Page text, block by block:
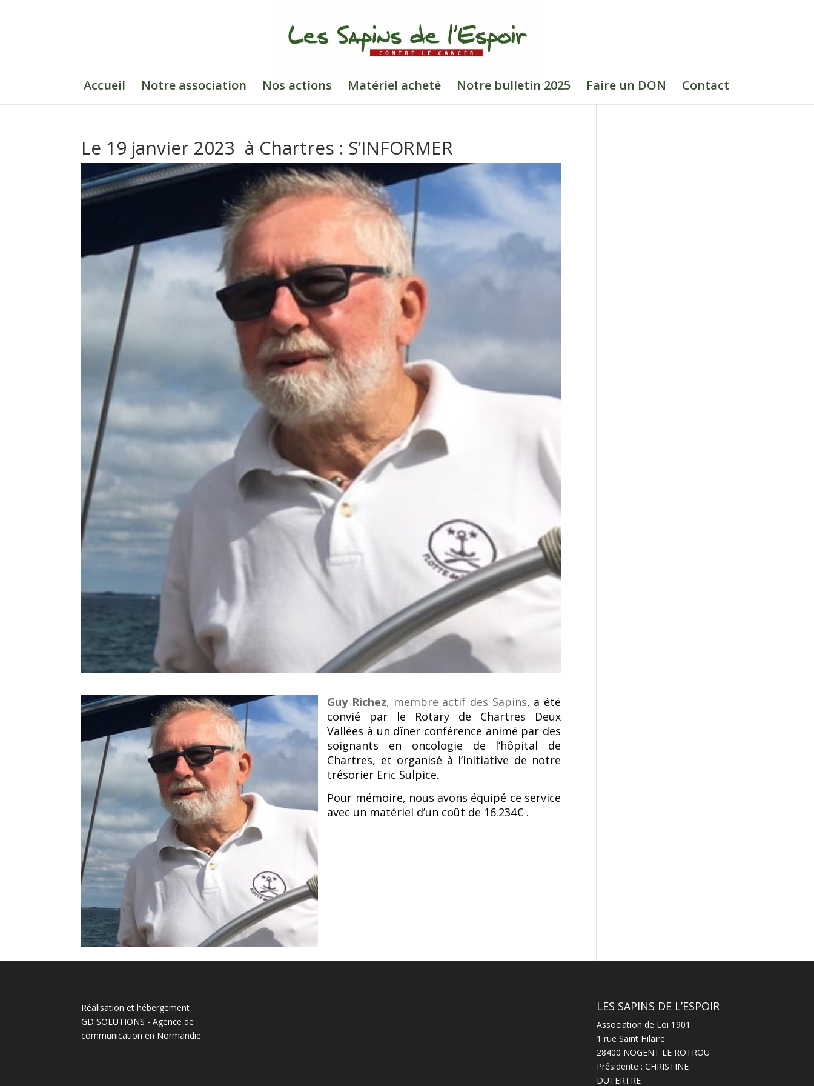
Accueil Notre association Nos actions Matériel acheté Notre bulletin 2025 Faire un DON Contact
Le 19 janvier 2023 à Chartres : S’INFORMER
Guy Richez, membre actif des Sapins, a été
convié par le Rotary de Chartres Deux
Vallées à un dîner conférence animé par des
soignants en oncologie de l’hôpital de
Chartres, et organisé à l’initiative de notre
trésorier Eric Sulpice.
Pour mémoire, nous avons équipé ce service
avec un matériel d’un coût de 16.234€ .
Réalisation et hébergement :
GD SOLUTIONS -Agence de
communication en Normandie
LES SAPINS DE L’ESPOIR
Association de Loi 1901
1 rue Saint Hilaire
28400 NOGENT LE ROTROU
Présidente : CHRISTINE
DUTERTRE